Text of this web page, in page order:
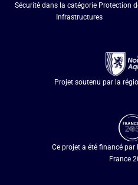
Sécurité dans la catégorie Protection
Infrastructures
Ce projet a été financé par
France
Projet soutenu par la